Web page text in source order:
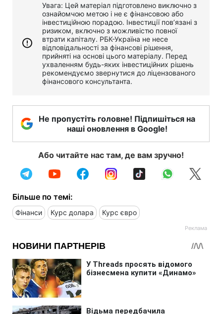
Увага: Цей матеріал підготовлено виключно з
ознайомчою метою і не є фінансовою або
інвестиційною порадою. Інвестиції пов’язані з
ризиком, включно з можливістю повної
втрати капіталу. РБК-Україна не несе
відповідальності за фінансові рішення,
прийняті на основі цього матеріалу. Перед
ухваленням будь-яких інвестиційних рішень
рекомендуємо звернутися до ліцензованого
фінансового консультанта.
Не пропустіть головне! Підпишіться на
наші оновлення в Google!
Або читайте нас там, де вам зручно!
Більше по темі:
Фінанси Курс долара Курс євро